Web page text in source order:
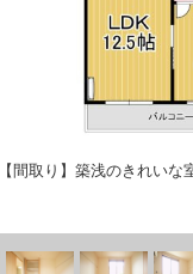
【間取り】築浅のきれい